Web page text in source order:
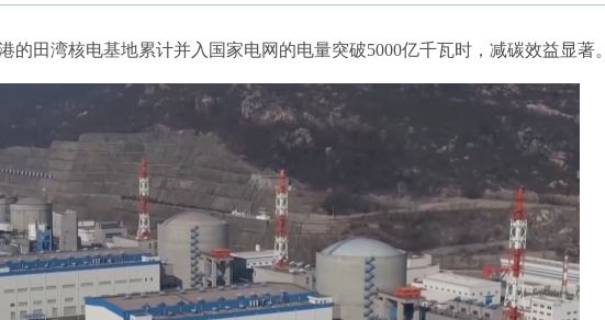
的田湾核电基地累计并入国家电网的电量突破5000亿千瓦时，减碳效益显著。